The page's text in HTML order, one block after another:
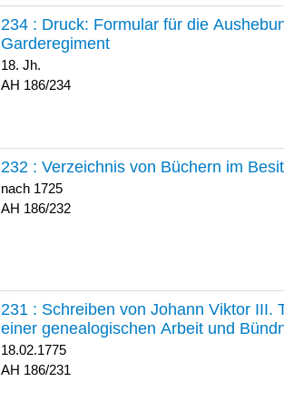
234 : Druck: Formular für die
Garderegiment
18. Jh.
186/234
232 : Verzeichnis von Büchern im
nach 1725
186/232
231 : Schreiben von Johann Viktor III.
einer genealogischen Arbeit und
18.02.1775
186/231